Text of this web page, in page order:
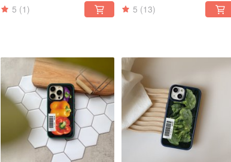
5 (1)
5 (13)